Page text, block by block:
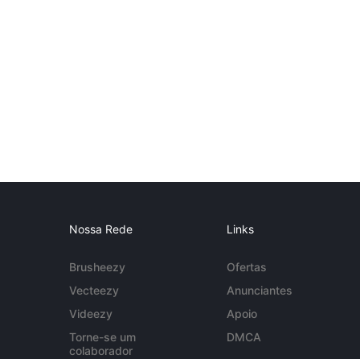
Nossa Rede
Brusheezy
Vecteezy
Videezy
Torne-se um
colaborador
Links
Ofertas
Anunciantes
Apoio
DMCA